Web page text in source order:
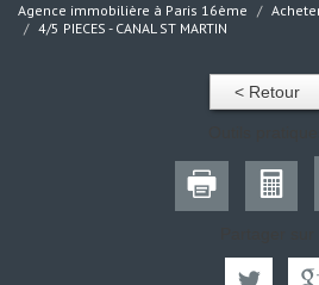
Agence immobilière à Paris 16ème
4/5 PIECES - CANAL ST MARTIN
< Retour